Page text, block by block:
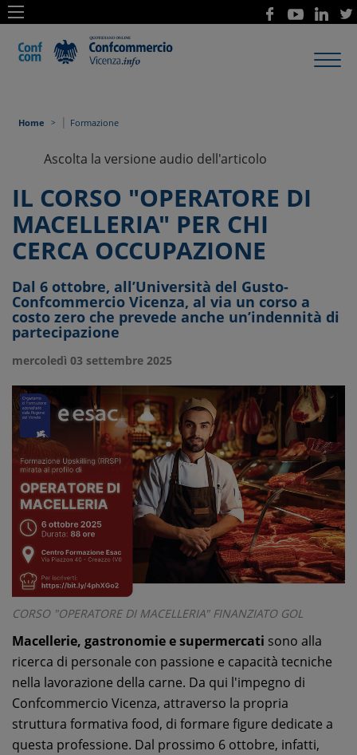
Home | Formazione
Ascolta la versione audio dell'articolo
IL CORSO "OPERATORE DI
MACELLERIA" PER CHI
CERCA OCCUPAZIONE
Dal 6 ottobre, all’Università del Gusto-
Confcommercio Vicenza, al via un corso a
costo zero che prevede anche un’indennità di
partecipazione
mercoledì 03 settembre 2025
CORSO "OPERATORE DI MACELLERIA" FINANZIATO GOL
Macellerie, gastronomie e supermercati sono alla
ricerca di personale con passione e capacità tecniche
nella lavorazione della carne. Da qui l'impegno di
Confcommercio Vicenza, attraverso la propria
struttura formativa food, di formare figure dedicate a
questa professione. Dal prossimo 6 ottobre, infatti,